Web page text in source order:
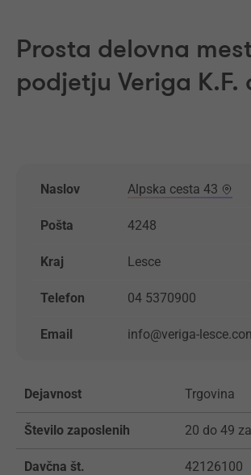
Prosta delovna
podjetju Veriga K.F.
Naslov Alpska cesta 43
Pošta 4248
Kraj Lesce
Telefon 04 5370900
Email info@veriga-
Dejavnost Trgovina
Število zaposlenih 20 do 49
Davčna št. 42126100